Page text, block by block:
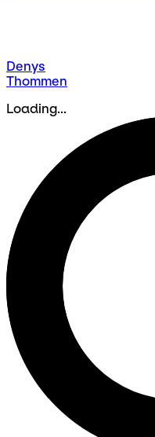
Denys
Thommen
Loading...